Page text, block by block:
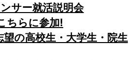
サー就活説明会
ちらに参加!
の高校生・大学生・院生